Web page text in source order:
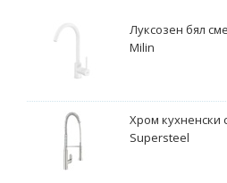
Луксозен бял
Milin
Хром кухненски
Supersteel